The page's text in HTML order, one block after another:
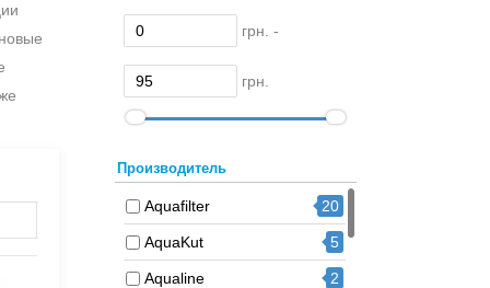
грн. -
грн.
Производитель
Aquafilter 20
AquaKut 5
Aqualine 2